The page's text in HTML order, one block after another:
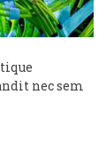
nec sem